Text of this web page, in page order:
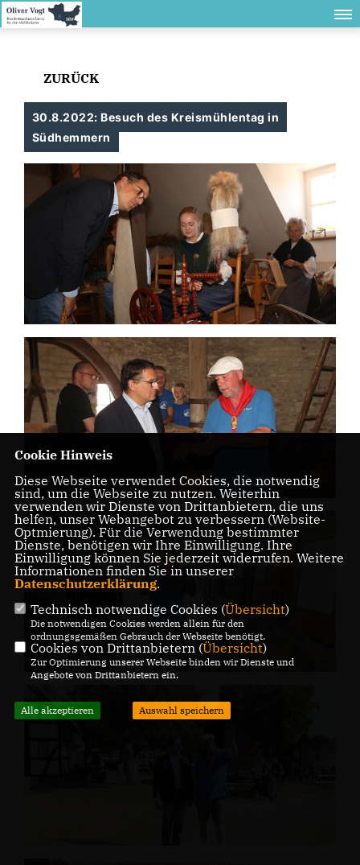
ZURÜCK
30.8.2022: Besuch des Kreismühlentag in
Südhemmern
Cookie Hinweis
Diese Webseite verwendet Cookies, die notwendig
sind, um die Webseite zu nutzen. Weiterhin
verwenden wir Dienste von Drittanbietern, die uns
helfen, unser Webangebot zu verbessern (Website-
Optmierung). Für die Verwendung bestimmter
Dienste, benötigen wir Ihre Einwilligung. Ihre
Einwilligung können Sie jederzeit widerrufen. Weitere
Informationen finden Sie in unserer
Datenschutzerklärung.
Technisch notwendige Cookies (Übersicht)
Die notwendigen Cookies werden allein für den
ordnungsgemäßen Gebrauch der Webseite benötigt.
Cookies von Drittanbietern (Übersicht)
Zur Optimierung unserer Webseite binden wir Dienste und
Angebote von Drittanbietern ein.
Alle akzeptieren Auswahl speichern